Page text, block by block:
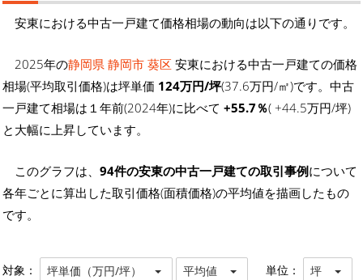
安東における中古一戸建て価格相場の動向は以下の通りです。
2025年の静岡県 静岡市 葵区 安東における中古一戸建ての価格
相場(平均取引価格)は坪単価 124万円/坪(37.6万円/㎡)です。中古
一戸建て相場は１年前(2024年)に比べて +55.7％( +44.5万円/坪)
と大幅に上昇しています。
このグラフは、 94件の安東の中古一戸建ての取引事例について
各年ごとに算出した取引価格(面積価格)の平均値を描画したもの
です。
対象： 坪単価（万円/坪） 平均値 単位： 坪